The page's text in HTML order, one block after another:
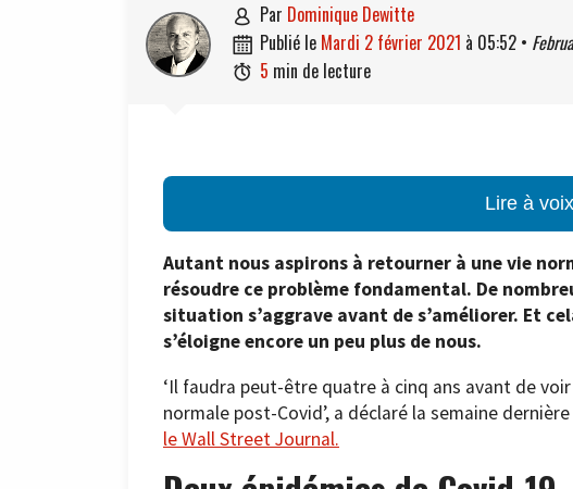
 par Dominique Dewitte
 publié le mardi 2 février 2021 à 05:52 •
 5 min de lecture
Lire à
Autant nous aspirons à retourner à une vie
résoudre ce problème fondamental. De
situation s’aggrave avant de s’améliorer. Et
s’éloigne encore un peu plus de nous.
‘Il faudra peut-être quatre à cinq ans avant de
normale post-Covid’, a déclaré la semaine
le Wall Street Journal.